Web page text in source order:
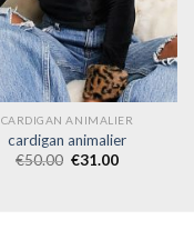
CARDIGAN ANIMALIER
cardigan animalier
€50.00 €31.00